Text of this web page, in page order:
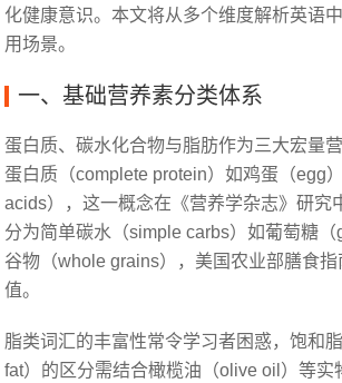
化健康意识。本文将从多个维度解析英语
用场景。
一、基础营养素分类体系
蛋白质、碳水化合物与脂肪作为三大宏量
蛋白质（complete protein）如鸡蛋（egg
acids），这一概念在《营养学杂志》研究
分为简单碳水（simple carbs）如葡萄糖
谷物（whole grains），美国农业部膳食
值。
脂类词汇的丰富性常令学习者困惑，饱和
fat）的区分需结合橄榄油（olive oil）等实